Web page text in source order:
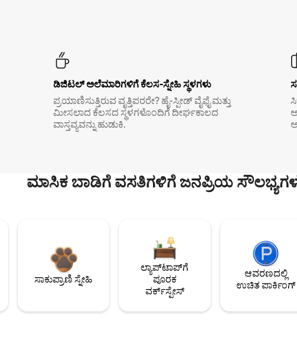
ಡಿಜಿಟಲ್ ಅಲೆಮಾರಿಗಳಿಗೆ ಕೆಲಸ-ಸ್ನೇಹಿ ಸ್ಥಳಗಳು
ಪ್ರಯಾಣಿಸುತ್ತಿರುವ ವೃತ್ತಿಪರರೇ? ಹೈ-ಸ್ಪೀಡ್ ವೈಫೈ ಮತ್ತು
ಮೀಸಲಾದ ಕೆಲಸದ ಸ್ಥಳಗಳೊಂದಿಗೆ ದೀರ್ಘಕಾಲದ
ವಾಸ್ತವ್ಯವನ್ನು ಹುಡುಕಿ.
ಮಾಸಿಕ ಬಾಡಿಗೆ ವಸತಿಗಳಿಗೆ ಜನಪ್ರಿಯ
ಸಾಕುಪ್ರಾಣಿ ಸ್ನೇಹಿ
ಲ್ಯಾಪ್‌ಟಾಪ್‌ಗೆ
ಪೂರಕ
ವರ್ಕ್‌ಸ್ಪೇಸ್
ಆವರಣದಲ್ಲಿ
ಉಚಿತ ಪಾರ್ಕಿಂಗ್